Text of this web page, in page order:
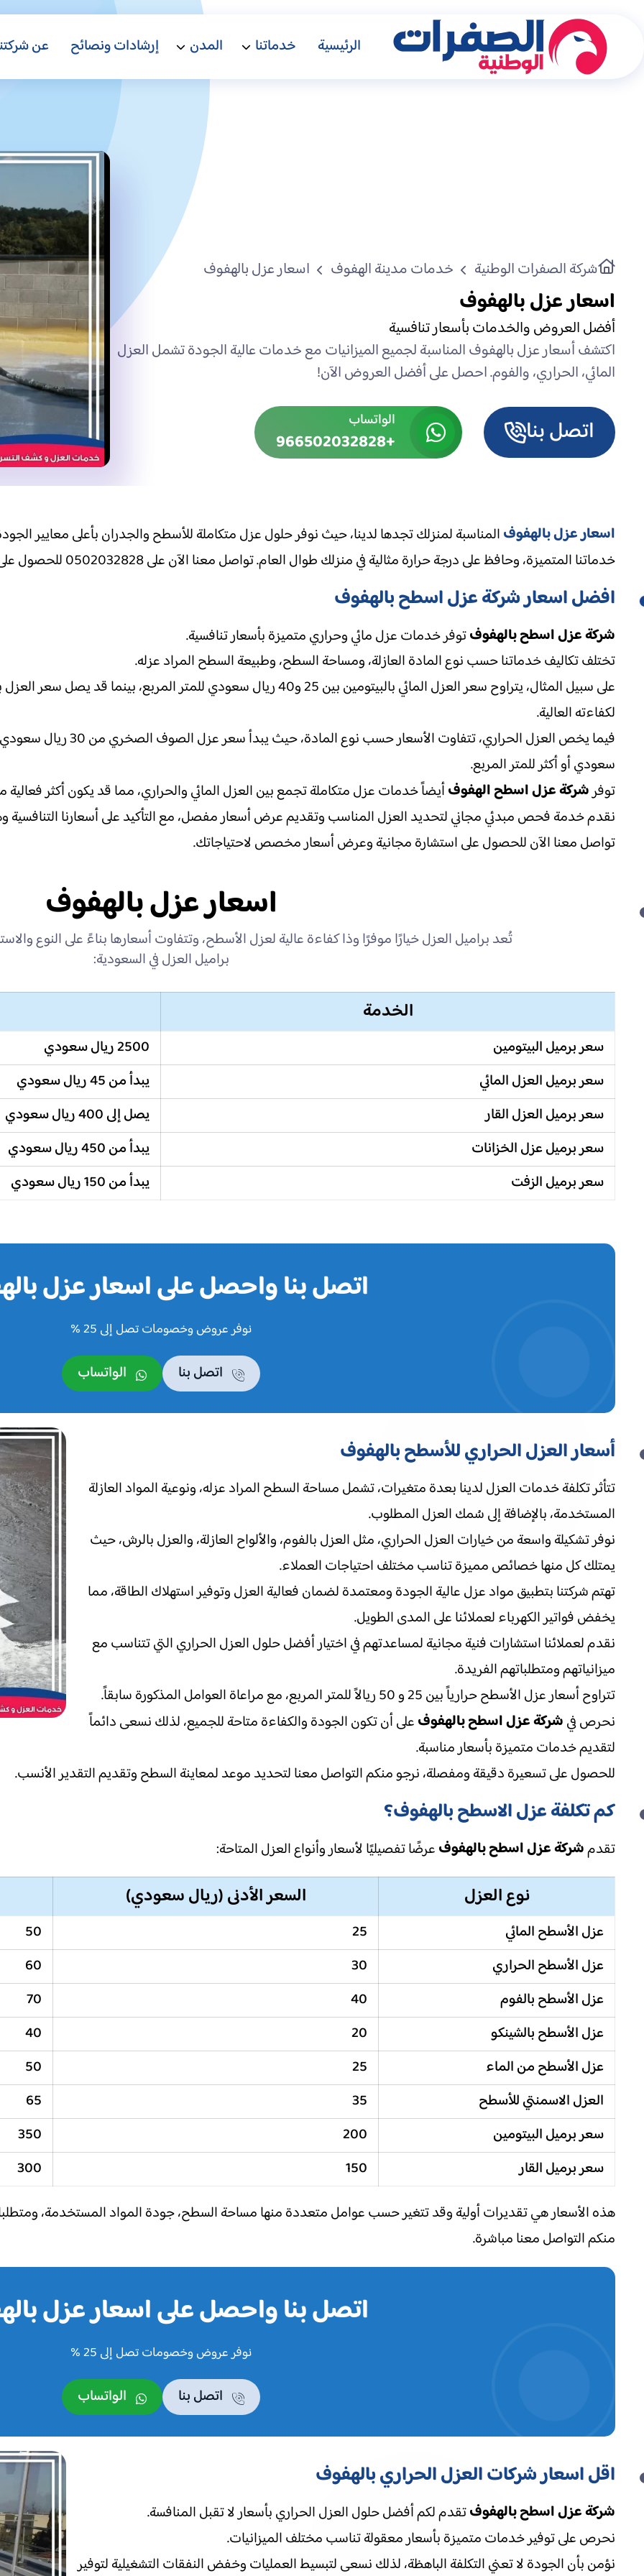
الرئيسية خدماتنا المدن إرشادات ونصائح عن
شركة الصفرات الوطنية خدمات مدينة الهفوف اسعار عزل بالهفوف
اسعار عزل بالهفوف
أفضل العروض والخدمات بأسعار تنافسية
اكتشف أسعار عزل بالهفوف المناسبة لجميع الميزانيات مع خدمات عالية الجودة تشمل العزل
المائي، الحراري، والفوم. احصل على أفضل العروض الآن!
اتصل بنا الواتساب
+966502032828
اسعار عزل بالهفوفالمناسبة لمنزلك تجدها لدينا، حيث نوفر حلول عزل متكاملة للأسطح والجدران بأعلى معايير
خدماتنا المتميزة، وحافظ على درجة حرارة مثالية في منزلك طوال العام. تواصل معنا الآن على 0502032828 للحصول على عرض أسعار مخصص واستشارة مجانية.
افضل اسعار شركة عزل اسطح بالهفوف
شركة عزل اسطح بالهفوفتوفر خدمات عزل مائي وحراري متميزة بأسعار تنافسية.
تختلف تكاليف خدماتنا حسب نوع المادة العازلة، ومساحة السطح، وطبيعة السطح المراد عزله.
لكفاءته العالية.
سعودي أو أكثر للمتر المربع.
توفرشركة عزل اسطح الهفوفأيضاً خدمات عزل متكاملة تجمع بين العزل المائي والحراري، مما قد يكون أكثر
نقدم خدمة فحص مبدئي مجاني لتحديد العزل المناسب وتقديم عرض أسعار مفصل، مع التأكيد على أسعارنا التنافسية
تواصل معنا الآن للحصول على استشارة مجانية وعرض أسعار مخصص لاحتياجاتك.
اسعار عزل بالهفوف
تُعد براميل العزل خيارًا موفرًا وذا كفاءة عالية لعزل الأسطح، وتتفاوت أسعارها بناءً على النوع
براميل العزل في السعودية:
الخدمة
سعر برميل البيتومين
2500 ريال سعودي
سعر برميل العزل المائي
يبدأ من 45 ريال سعودي
سعر برميل العزل القار
يصل إلى 400 ريال سعودي
سعر برميل عزل الخزانات
يبدأ من 450 ريال سعودي
سعر برميل الزفت
يبدأ من 150 ريال سعودي
اتصل بنا واحصل على اسعار عزل
نوفر عروض وخصومات تصل إلى 25 %
اتصل بنا الواتساب
أسعار العزل الحراري للأسطح بالهفوف
تتأثر تكلفة خدمات العزل لدينا بعدة متغيرات، تشمل مساحة السطح المراد عزله، ونوعية المواد العازلة
المستخدمة، بالإضافة إلى سُمك العزل المطلوب.
نوفر تشكيلة واسعة من خيارات العزل الحراري، مثل العزل بالفوم، والألواح العازلة، والعزل بالرش، حيث
يمتلك كل منها خصائص مميزة تناسب مختلف احتياجات العملاء.
تهتم شركتنا بتطبيق مواد عزل عالية الجودة ومعتمدة لضمان فعالية العزل وتوفير استهلاك الطاقة، مما
يخفض فواتير الكهرباء لعملائنا على المدى الطويل.
نقدم لعملائنا استشارات فنية مجانية لمساعدتهم في اختيار أفضل حلول العزل الحراري التي تتناسب مع
ميزانياتهم ومتطلباتهم الفريدة.
تتراوح أسعار عزل الأسطح حرارياً بين 25 و 50 ريالاً للمتر المربع، مع مراعاة العوامل المذكورة سابقاً.
نحرص فيشركة عزل اسطح بالهفوفعلى أن تكون الجودة والكفاءة متاحة للجميع، لذلك نسعى دائماً
لتقديم خدمات متميزة بأسعار مناسبة.
للحصول على تسعيرة دقيقة ومفصلة، نرجو منكم التواصل معنا لتحديد موعد لمعاينة السطح وتقديم التقدير الأنسب.
كم تكلفة عزل الاسطح بالهفوف؟
تقدمشركة عزل اسطح بالهفوفعرضًا تفصيليًا لأسعار وأنواع العزل المتاحة:
نوع العزل السعر الأدنى (ريال سعودي)
عزل الأسطح المائي 25
50
عزل الأسطح الحراري
30
60
عزل الأسطح بالفوم
40
70
عزل الأسطح بالشينكو
20
40
عزل الأسطح من الماء
25
50
العزل الاسمنتي للأسطح
35
65
سعر برميل البيتومين
200
350
سعر برميل القار
150
300
هذه الأسعار هي تقديرات أولية وقد تتغير حسب عوامل متعددة منها مساحة السطح، جودة المواد المستخدمة،
منكم التواصل معنا مباشرة.
اتصل بنا واحصل على اسعار عزل
نوفر عروض وخصومات تصل إلى 25 %
اتصل بنا الواتساب
اقل اسعار شركات العزل الحراري بالهفوف
شركة عزل اسطح بالهفوفتقدم لكم أفضل حلول العزل الحراري بأسعار لا تقبل المنافسة.
نحرص على توفير خدمات متميزة بأسعار معقولة تناسب مختلف الميزانيات.
نؤمن بأن الجودة لا تعني التكلفة الباهظة، لذلك نسعى لتبسيط العمليات وخفض النفقات التشغيلية لتوفير